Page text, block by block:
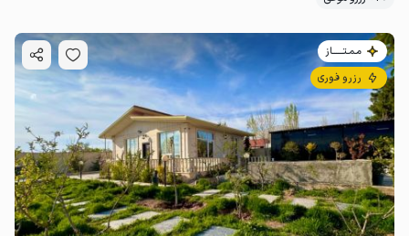
مـمـتــــــاز
رزرو فوری